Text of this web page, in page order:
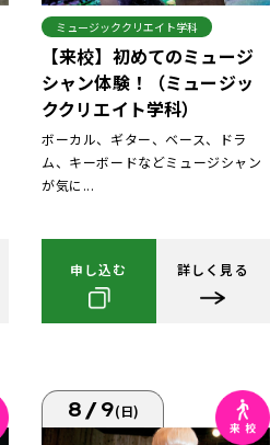
ミュージッククリエイト学科
【来校】初めてのミュージ
シャン体験！（ミュージッ
ククリエイト学科）
ボーカル、ギター、ベース、ドラ
ム、キーボードなどミュージシャン
が気に...
申し込む 詳しく見る
8/9(日)